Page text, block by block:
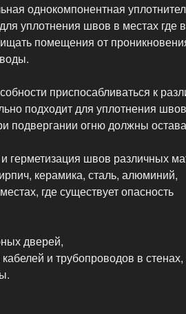
однокомпонентная
уплотнения швов в местах где
помещения от
приспосабливаться к
подходит для уплотнения
подвергании огню должны
герметизация швов различных
керамика, сталь, алюминий,
где существует опасность
дверей,
и трубопроводов в стенах,